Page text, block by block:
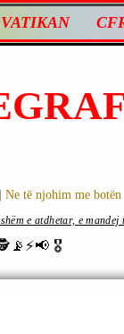
VATIKAN
| Ne të njohim me botën
🎖
e atdhetar, e mandej